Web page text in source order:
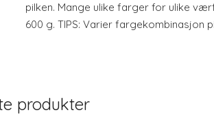
pilken. Mange ulike farger for ulike
600 g. TIPS: Varier fargekombinasjon
produkter